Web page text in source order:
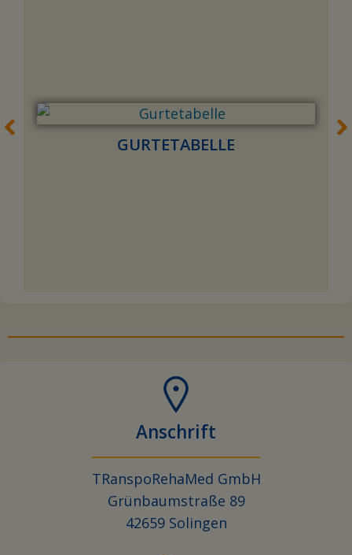
GURTETABELLE
Anschrift
TRanspoRehaMed GmbH
Grünbaumstraße 89
42659 Solingen